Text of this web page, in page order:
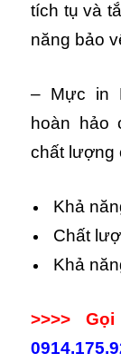
tích tụ và
năng bảo
– Mực in
hoàn hảo
chất lượng
Khả
Chất
Khả
>>>>